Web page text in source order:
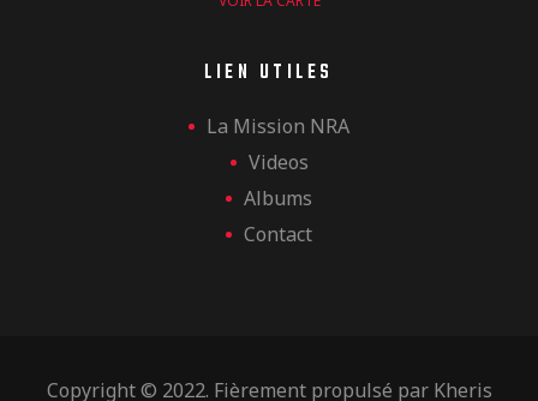
LIEN UTILES
La Mission NRA
Videos
Albums
Contact
Copyright © 2022. Fièrement propulsé par Kheris